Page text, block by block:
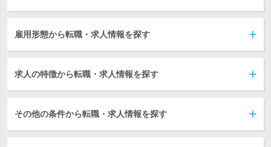
雇用形態から転職・求人情報を探す
求人の特徴から転職・求人情報を探す
その他の条件から転職・求人情報を探す